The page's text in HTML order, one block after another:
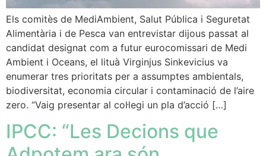
Els comitès de MediAmbient, Salut Pública i Seguretat
Alimentària i de Pesca van entrevistar dijous passat al
candidat designat com a futur eurocomissari de Medi
Ambient i Oceans, el lituà Virginjus Sinkevicius va
enumerar tres prioritats per a assumptes ambientals,
biodiversitat, economia circular i contaminació de l’aire
zero. “Vaig presentar al col·legi un pla d’acció […]
IPCC: “Les Decions que